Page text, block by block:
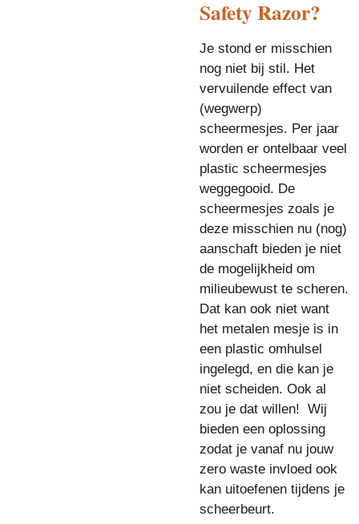
Safety Razor?
Je stond er misschien
nog niet bij stil. Het
vervuilende effect van
(wegwerp)
scheermesjes. Per jaar
worden er ontelbaar veel
plastic scheermesjes
weggegooid. De
scheermesjes zoals je
deze misschien nu (nog)
aanschaft bieden je niet
de mogelijkheid om
milieubewust te scheren.
Dat kan ook niet want
het metalen mesje is in
een plastic omhulsel
ingelegd, en die kan je
niet scheiden. Ook al
zou je dat willen! Wij
bieden een oplossing
zodat je vanaf nu jouw
zero waste invloed ook
kan uitoefenen tijdens je
scheerbeurt.